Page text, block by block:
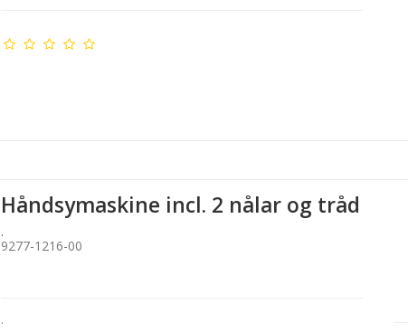
Håndsymaskine incl. 2 nålar og tråd
.
9277-1216-00
.